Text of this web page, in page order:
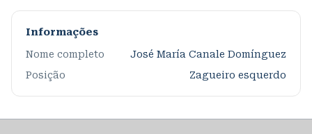
Informações
Nome completo
José María Canale Domínguez
Posição
Zagueiro esquerdo